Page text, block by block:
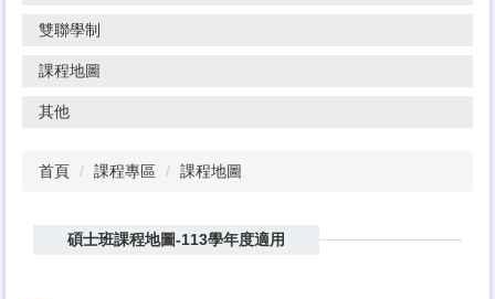
雙聯學制
課程地圖
其他
首頁 課程專區 課程地圖
碩士班課程地圖-113學年度適用